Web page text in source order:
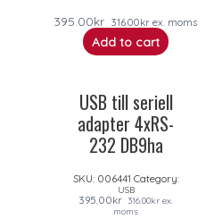
395.00kr 316.00kr ex. moms
Add to cart
USB till seriell
adapter 4xRS-
232 DB9ha
SKU: 006441 Category:
USB
395.00kr 316.00kr ex.
moms